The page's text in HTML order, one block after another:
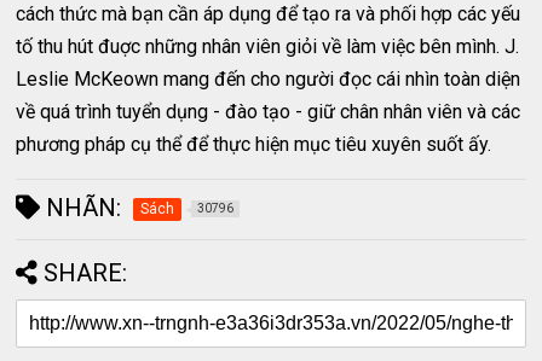
cách thức mà bạn cần áp dụng để tạo ra và phối hợp các yếu
tố thu hút đuợc những nhân viên giỏi về làm việc bên mình. J.
Leslie McKeown mang đến cho người đọc cái nhìn toàn diện
về quá trình tuyển dụng - đào tạo - giữ chân nhân viên và các
phương pháp cụ thể để thực hiện mục tiêu xuyên suốt ấy.
NHÃN: Sách 30796
SHARE: